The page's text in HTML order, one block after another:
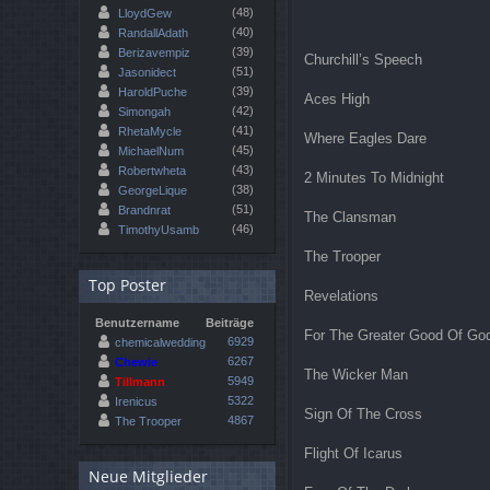
Churchill’s Speech
Aces High
Where Eagles Dare
2 Minutes To Midnight
The Clansman
The Trooper
Revelations
For The Greater Good Of
The Wicker Man
Sign Of The Cross
Flight Of Icarus
LloydGew
(48)
RandallAdath
(40)
Berizavempiz
(39)
Jasonidect
(51)
HaroldPuche
(39)
Simongah
(42)
RhetaMycle
(41)
MichaelNum
(45)
Robertwheta
(43)
GeorgeLique
(38)
Brandnrat
(51)
TimothyUsamb
(46)
Top Poster
Benutzername
Beiträge
chemicalwedding
6929
Chewie
6267
Tillmann
5949
Irenicus
5322
The Trooper
4867
Neue Mitglieder